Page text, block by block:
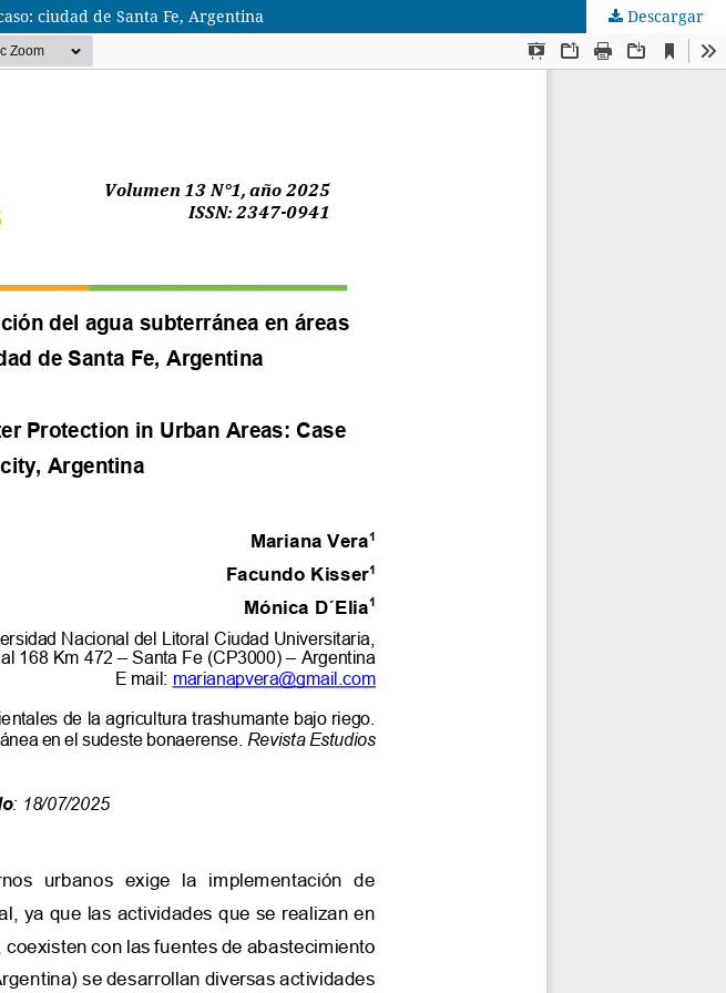
ciudad de Santa Fe, Argentina Descargar